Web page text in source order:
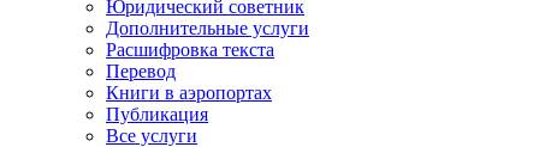
Юридический советник
Дополнительные услуги
Расшифровка текста
Перевод
Книги в аэропортах
Публикация
Все услуги